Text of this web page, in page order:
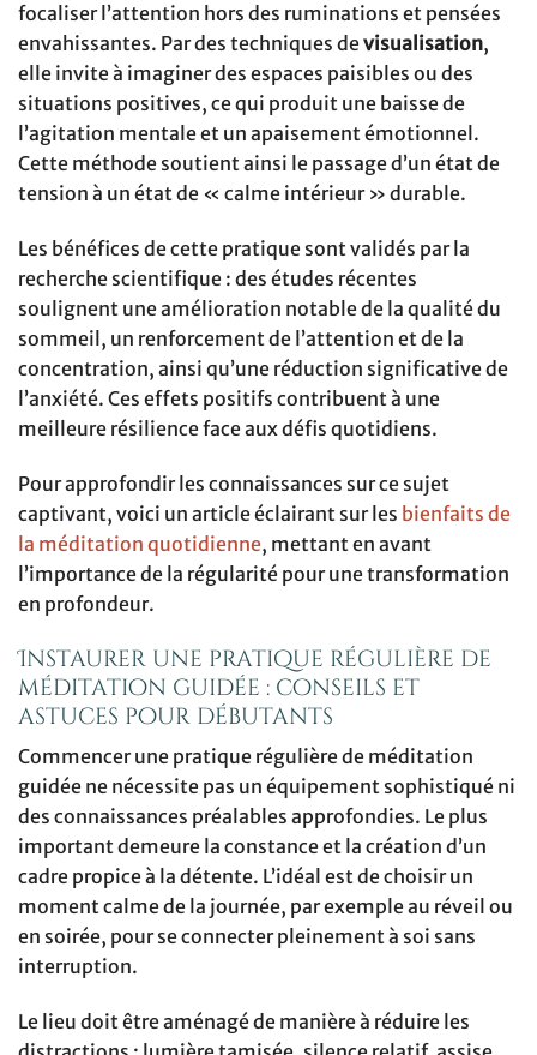
focaliser l’attention hors des ruminations et pensées
envahissantes. Par des techniques devisualisation,
elle invite à imaginer des espaces paisibles ou des
situations positives, ce qui produit une baisse de
l’agitation mentale et un apaisement émotionnel.
Cette méthode soutient ainsi le passage d’un état de
tension à un état de « calme intérieur » durable.
Les bénéfices de cette pratique sont validés par la
recherche scientifique : des études récentes
soulignent une amélioration notable de la qualité du
sommeil, un renforcement de l’attention et de la
concentration, ainsi qu’une réduction significative de
l’anxiété. Ces effets positifs contribuent à une
meilleure résilience face aux défis quotidiens.
Pour approfondir les connaissances sur ce sujet
captivant, voici un article éclairant sur les bienfaits de
la méditation quotidienne, mettant en avant
l’importance de la régularité pour une transformation
en profondeur.
Instaurer une pratique régulière de
méditation guidée : conseils et
astuces pour débutants
Commencer une pratique régulière de méditation
guidée ne nécessite pas un équipement sophistiqué ni
des connaissances préalables approfondies. Le plus
important demeure la constance et la création d’un
cadre propice à la détente. L’idéal est de choisir un
moment calme de la journée, par exemple au réveil ou
en soirée, pour se connecter pleinement à soi sans
interruption.
Le lieu doit être aménagé de manière à réduire les